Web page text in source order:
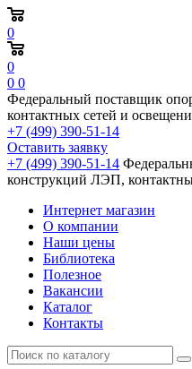
0
0
0 0
Федеральный поставщик
контактных сетей и
+7 (499) 390-51-14
Оставить заявку
+7 (499) 390-51-14
конструкций ЛЭП,
Интернет магазин
О компании
Наши цены
Библиотека
Полезное
Вакансии
Каталог
Контакты